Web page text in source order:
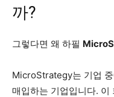
까?
그렇다면 왜 하필
MicroStrategy는 기업
매입하는 기업입니다. 이